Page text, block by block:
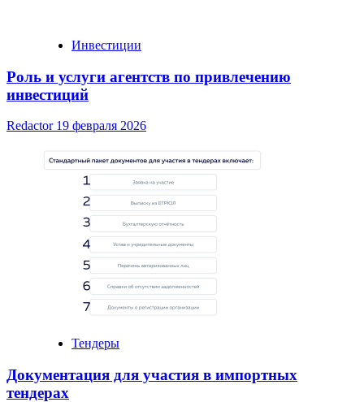
Инвестиции
Роль и услуги агентств по привлечению
инвестиций
Redactor 19 февраля 2026
Тендеры
Документация для участия в импортных
тендерах